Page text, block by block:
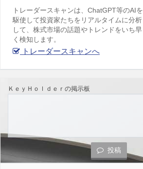
トレーダースキャンは、ChatGPT等のAIを
駆使して投資家たちをリアルタイムに分析
して、株式市場の話題やトレンドをいち早
く検知します。
トレーダースキャンへ
ＫｅｙＨｏｌｄｅｒの掲示板
投稿